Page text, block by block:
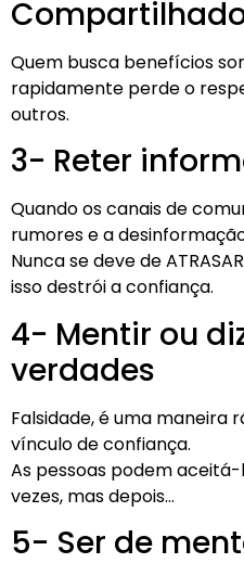
Quem busca benefícios
rapidamente perde o
outros.
3- Reter
Quando os canais de
rumores e a
Nunca se deve de
isso destrói a confiança.
4- Mentir ou
verdades
Falsidade, é uma maneira
vínculo de confiança.
As pessoas podem
vezes, mas depois…
5- Ser de